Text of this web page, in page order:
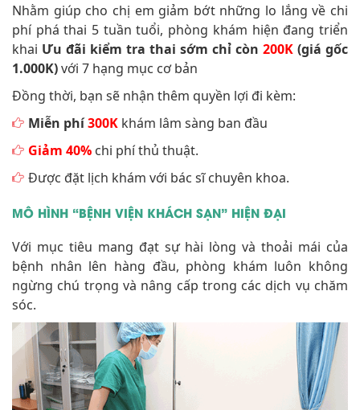
Nhằm giúp cho chị em giảm bớt những lo lắng về chi
phí phá thai 5 tuần tuổi, phòng khám hiện đang triển
khai Ưu đãi kiểm tra thai sớm chỉ còn 200K (giá gốc
1.000K)với 7 hạng mục cơ bản
Đồng thời, bạn sẽ nhận thêm quyền lợi đi kèm:
Miễn phí300K khám lâm sàng ban đầu
Giảm 40% chi phí thủ thuật.
Được đặt lịch khám với bác sĩ chuyên khoa.
MÔ HÌNH “BỆNH VIỆN KHÁCH SẠN” HIỆN ĐẠI
Với mục tiêu mang đạt sự hài lòng và thoải mái của
bệnh nhân lên hàng đầu, phòng khám luôn không
ngừng chú trọng và nâng cấp trong các dịch vụ chăm
sóc.